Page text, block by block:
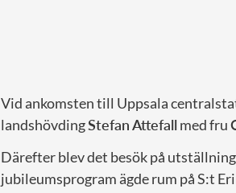
Vid ankomsten till Uppsala
landshövdingStefan Attefallmed fru
Därefter blev det besök på
jubileumsprogram ägde rum på S:t